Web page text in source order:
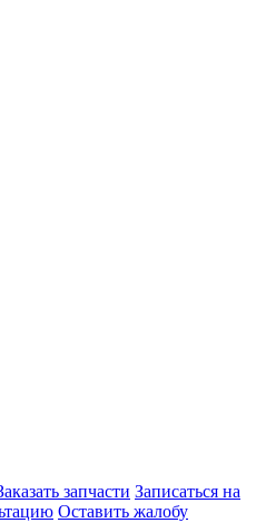
запчасти Записаться на
Оставить жалобу